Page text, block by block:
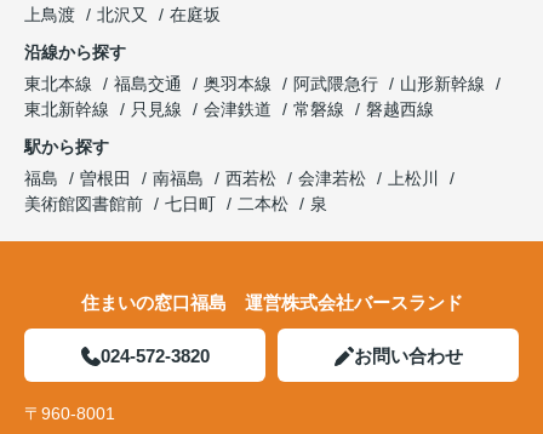
上鳥渡
北沢又
在庭坂
沿線から探す
東北本線
福島交通 奥羽本線 阿武隈急行
山形新幹線
東北新幹線
只見線 会津鉄道 常磐線
磐越西線
駅から探す
福島
曽根田 南福島 西若松 会津若松
上松川
美術館図書館前
七日町 二本松 泉
住まいの窓口福島 運営株式会社バースランド
024-572-3820 お問い合わせ
〒960-8001